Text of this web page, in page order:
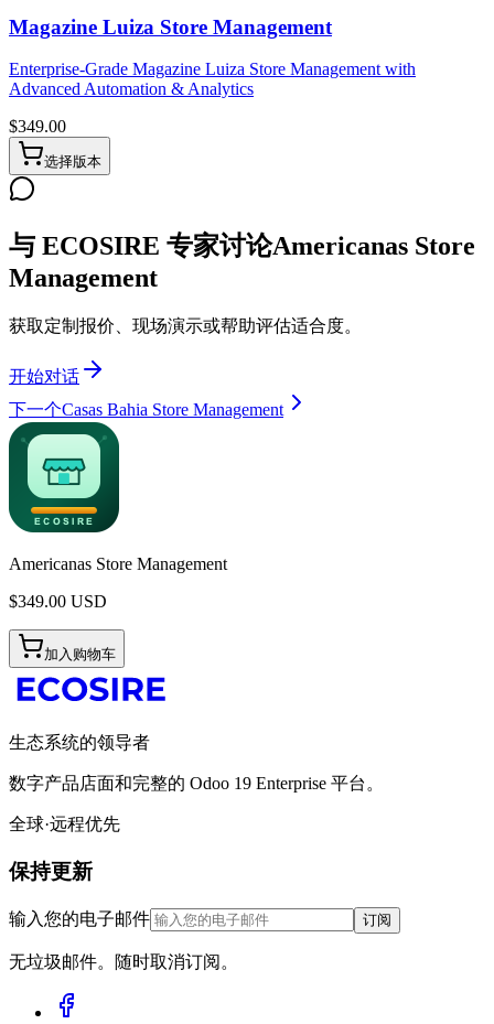
Magazine Luiza Store Management
Enterprise-Grade Magazine Luiza Store Management with
Advanced Automation & Analytics
$349.00
选择版本
与 ECOSIRE 专家讨论Americanas Store
Management
获取定制报价、现场演示或帮助评估适合度。
开始对话
下一个Casas Bahia Store Management
Americanas Store Management
$349.00 USD
加入购物车
生态系统的领导者
数字产品店面和完整的 Odoo 19 Enterprise 平台。
全球·远程优先
保持更新
输入您的电子邮件 订阅
无垃圾邮件。随时取消订阅。